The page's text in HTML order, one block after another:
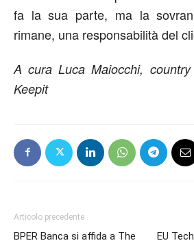
fa la sua parte, mala
rimane, una responsabilitàdel
A cura Luca Maiocchi,
Keepit
Articolo precedente
BPER Banca si affida a The
EU